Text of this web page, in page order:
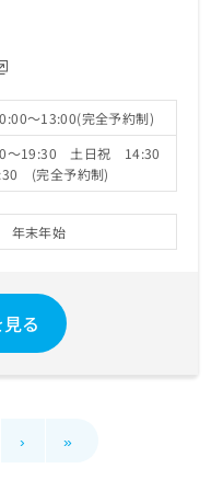
～13:00(完全予約制)
～19:30 土日祝 14:30
(完全予約制)
年末年始
る
› »